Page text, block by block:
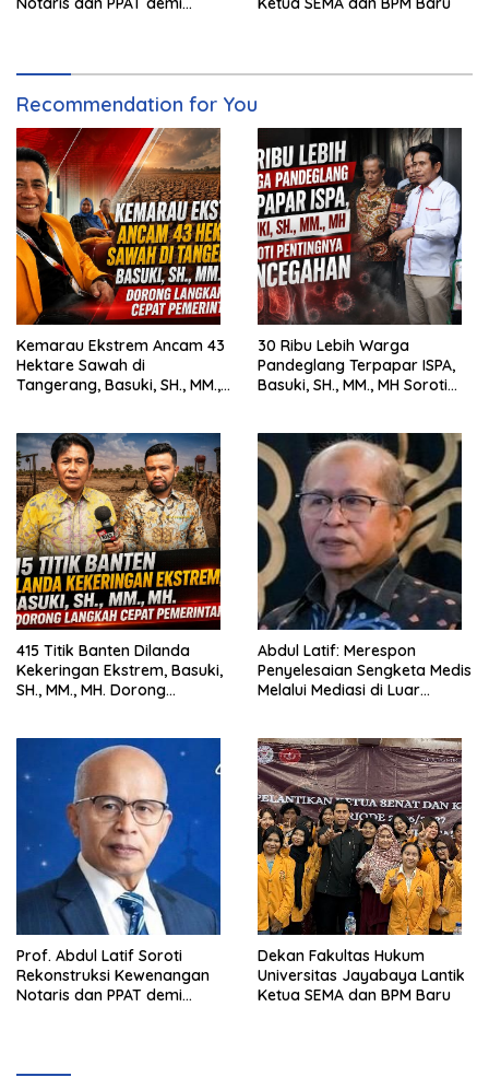
Recommendation for You
Kemarau Ekstrem Ancam 43
Hektare Sawah di
Tangerang, Basuki, SH., MM.,
30 Ribu Lebih Warga
Pandeglang Terpapar ISPA,
Basuki, SH., MM., MH Soroti
415 Titik Banten Dilanda
Kekeringan Ekstrem, Basuki,
SH., MM., MH. Dorong
Abdul Latif: Merespon
Penyelesaian Sengketa Medis
Melalui Mediasi di Luar
Prof. Abdul Latif Soroti
Rekonstruksi Kewenangan
Notaris dan PPAT demi
Dekan Fakultas Hukum
Universitas Jayabaya Lantik
Ketua SEMA dan BPM Baru